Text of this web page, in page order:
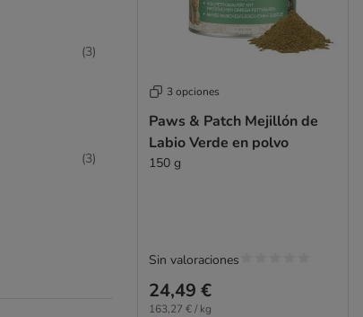
(3)
(3)
3 opciones
Paws & Patch Mejillón de
Labio Verde en polvo
150 g
24,49 €
163,27 € / kg
Sin valoraciones